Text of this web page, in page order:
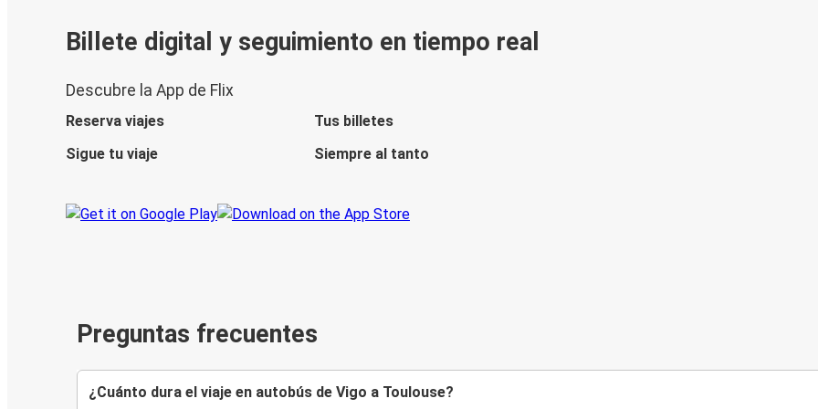
Billete digital y seguimiento en tiempo real
Descubre la App de Flix
Reserva viajes
Tus billetes
Sigue tu viaje
Siempre al tanto
Preguntas frecuentes
¿Cuánto dura el viaje en autobús de Vigo a Toulouse?